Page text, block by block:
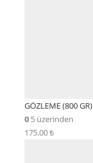
GÖZLEME (800 GR)
0 5 üzerinden
175.00₺